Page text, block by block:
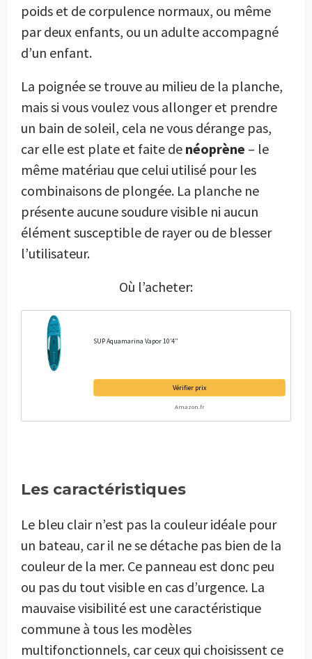
poids et de corpulence normaux, ou même
par deux enfants, ou un adulte accompagné
d’un enfant.
La poignée se trouve au milieu de la planche,
mais si vous voulez vous allonger et prendre
un bain de soleil, cela ne vous dérange pas,
car elle est plate et faite de néoprène – le
même matériau que celui utilisé pour les
combinaisons de plongée. La planche ne
présente aucune soudure visible ni aucun
élément susceptible de rayer ou de blesser
l’utilisateur.
Où l’acheter:
SUP Aquamarina Vapor 10’4”
Vérifier prix
Amazon.fr
Les caractéristiques
Le bleu clair n’est pas la couleur idéale pour
un bateau, car il ne se détache pas bien de la
couleur de la mer. Ce panneau est donc peu
ou pas du tout visible en cas d’urgence. La
mauvaise visibilité est une caractéristique
commune à tous les modèles
multifonctionnels, car ceux qui choisissent ce